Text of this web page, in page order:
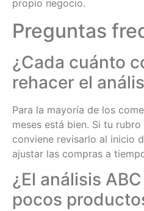
propio negocio.
Preguntas
¿Cada cuánto
rehacer el
Para la mayoría de los
meses está bien. Si tu
conviene revisarlo al inicio
ajustar las compras a
¿El análisis
pocos